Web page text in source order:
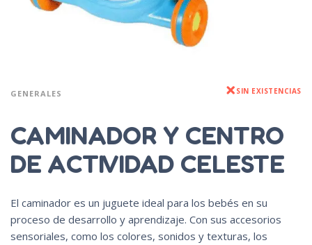
GENERALES SIN EXISTENCIAS
CAMINADOR Y CENTRO
DE ACTIVIDAD CELESTE
El caminador es un juguete ideal para los bebés en su
proceso de desarrollo y aprendizaje. Con sus accesorios
sensoriales, como los colores, sonidos y texturas, los